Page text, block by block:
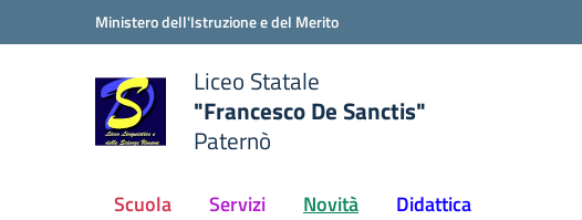
Vai ai contenuti
Vai al menu di navigazioneMinistero dell'Istruzione e del Merito
scuola
Liceo Statale
"Francesco De Sanctis"
Paternò
Scuola Servizi Novità Didattica